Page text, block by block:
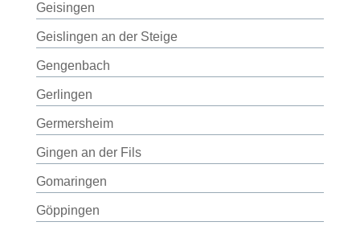
Geisingen
Geislingen an der Steige
Gengenbach
Gerlingen
Germersheim
Gingen an der Fils
Gomaringen
Göppingen